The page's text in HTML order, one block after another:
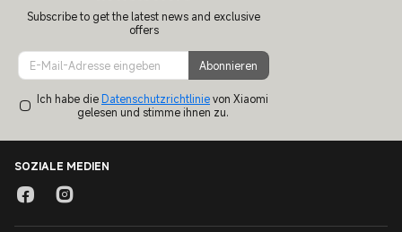
Subscribe to get the latest news and exclusive
offers
Abonnieren
Ich habe die Datenschutzrichtlinievon Xiaomi
gelesen und stimme ihnen zu.
SOZIALE MEDIEN